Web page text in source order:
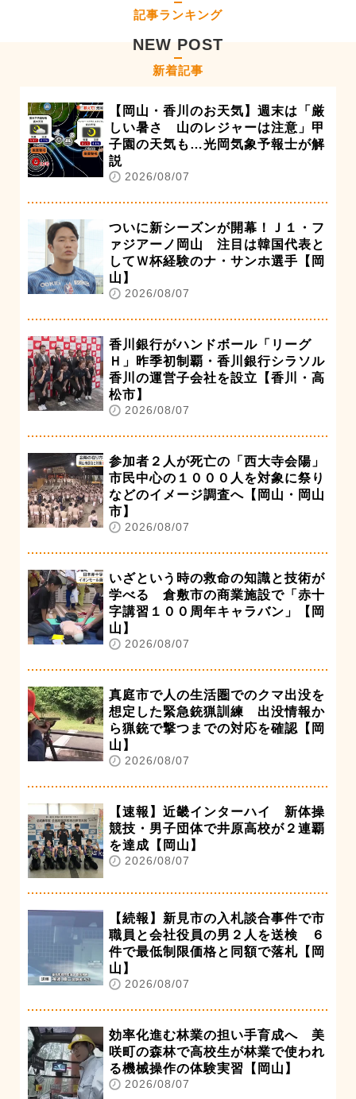
記事ランキング
NEW POST
新着記事
【岡山・香川のお天気】週末は「厳
しい暑さ 山のレジャーは注意」甲
子園の天気も…光岡気象予報士が解
説
2026/08/07
ついに新シーズンが開幕！Ｊ１・フ
ァジアーノ岡山 注目は韓国代表と
してＷ杯経験のナ・サンホ選手【岡
山】
2026/08/07
香川銀行がハンドボール「リーグ
Ｈ」昨季初制覇・香川銀行シラソル
香川の運営子会社を設立【香川・高
松市】
2026/08/07
参加者２人が死亡の「西大寺会陽」
市民中心の１０００人を対象に祭り
などのイメージ調査へ【岡山・岡山
市】
2026/08/07
いざという時の救命の知識と技術が
学べる 倉敷市の商業施設で「赤十
字講習１００周年キャラバン」【岡
山】
2026/08/07
真庭市で人の生活圏でのクマ出没を
想定した緊急銃猟訓練 出没情報か
ら猟銃で撃つまでの対応を確認【岡
山】
2026/08/07
【速報】近畿インターハイ 新体操
競技・男子団体で井原高校が２連覇
を達成【岡山】
2026/08/07
【続報】新見市の入札談合事件で市
職員と会社役員の男２人を送検 ６
件で最低制限価格と同額で落札【岡
山】
2026/08/07
効率化進む林業の担い手育成へ 美
咲町の森林で高校生が林業で使われ
る機械操作の体験実習【岡山】
2026/08/07